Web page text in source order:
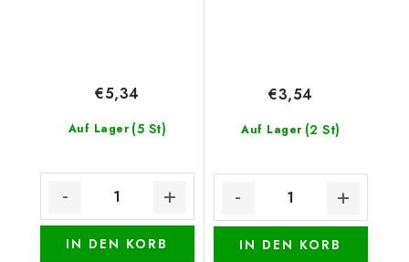
Auf Lager (5 St)
€5,34
IN DEN KORB
Auf Lager (2 St)
€3,54
IN DEN KORB